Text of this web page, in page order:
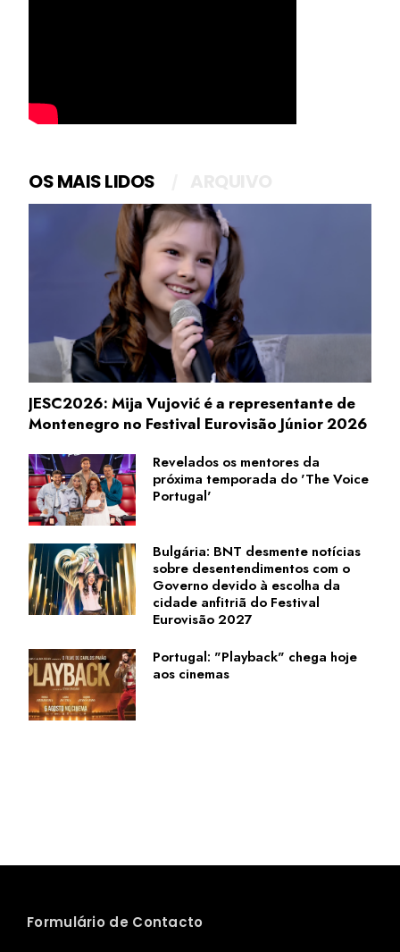
OS MAIS LIDOS
JESC2026: Mija Vujović é a representante de
Montenegro no Festival Eurovisão Júnior 2026
Revelados os mentores da
próxima temporada do 'The Voice
Portugal'
Bulgária: BNT desmente notícias
sobre desentendimentos com o
Governo devido à escolha da
cidade anfitriã do Festival
Eurovisão 2027
Portugal: "Playback" chega hoje
aos cinemas
Formulário de Contacto